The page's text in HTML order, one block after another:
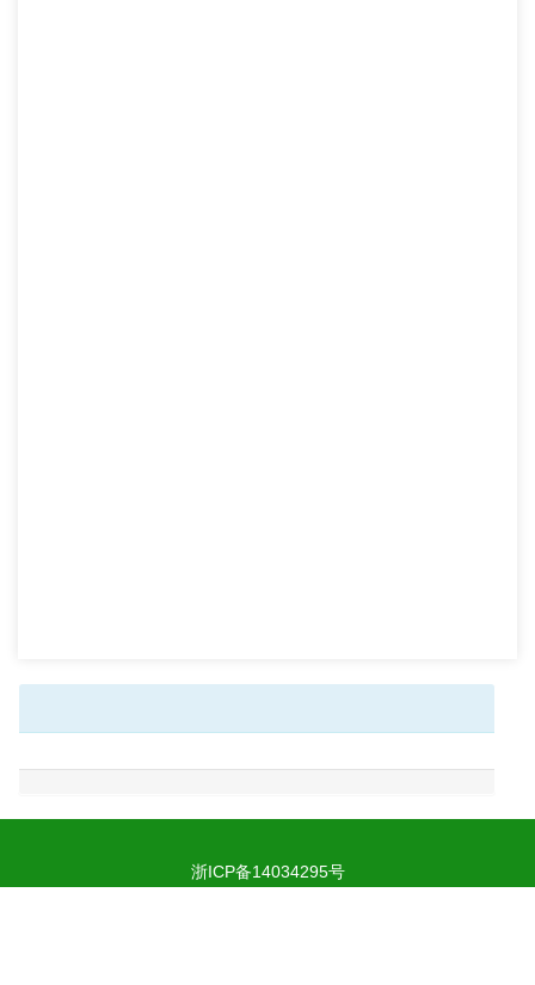
浙ICP备14034295号